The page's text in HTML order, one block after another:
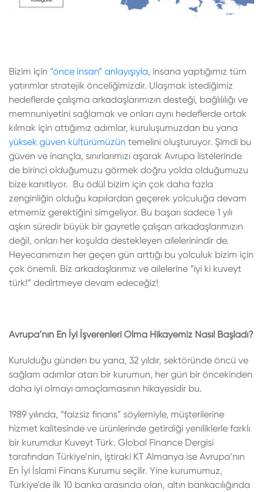
Bizim için “önce insan” anlayışıyla, insana yaptığımız tüm
yatırımlar stratejik önceliğimizdir. Ulaşmak istediğimiz
hedeflerde çalışma arkadaşlarımızın desteği, bağlılılığı ve
memnuniyetini sağlamak ve onları aynı hedeflerde ortak
kılmak için attığımız adımlar, kuruluşumuzdan bu yana
yüksek güven kültürümüzün temelini oluşturuyor. Şimdi bu
güven ve inançla, sınırlarımızı aşarak Avrupa listelerinde
de birinci olduğumuzu görmek doğru yolda olduğumuzu
bize kanıtlıyor. Bu ödül bizim için çok daha fazla
zenginliğin olduğu kapılardan geçerek yolculuğa devam
etmemiz gerektiğini simgeliyor. Bu başarı sadece 1 yılı
aşkın süredir büyük bir gayretle çalışan arkadaşlarımızın
değil, onları her koşulda destekleyen ailelerinindir de.
Heyecanımızın her geçen gün arttığı bu yolculuk bizim için
çok önemli. Biz arkadaşlarımız ve ailelerine “iyi ki kuveyt
türk!” dedirtmeye devam edeceğiz!
Avrupa’nın En İyi İşverenleri Olma Hikayemiz Nasıl Başladı?
Kurulduğu günden bu yana, 32 yıldır, sektöründe öncü ve
sağlam adımlar atan bir kurumun, her gün bir öncekinden
daha iyi olmayı amaçlamasının hikayesidir bu.
1989 yılında, “faizsiz finans” söylemiyle, müşterilerine
hizmet kalitesinde ve ürünlerinde getirdiği yeniliklerle farklı
bir kurumdur Kuveyt Türk. Global Finance Dergisi
tarafından Türkiye’nin, iştiraki KT Almanya ise Avrupa’nın
En İyi İslami Finans Kurumu seçilir. Yine kurumumuz,
Türkiye’de ilk 10 banka arasında olan, altın bankacılığında